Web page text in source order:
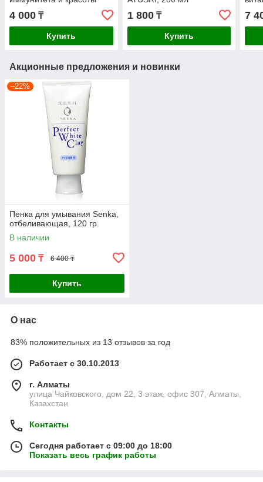
4 000 ₸
Купить
1 800₸
Купить
7
Акционные предложения и новинки
–22%
Пенка для умывания Senka,
отбеливающая, 120 гр.
В наличии
5 000 ₸ 6 400 ₸
Купить
О нас
83% положительных из 13 отзывов за год
Работает с 30.10.2013
г. Алматы
улица Чайковского, дом 22, 3 этаж, офис 307, Алматы,
Казахстан
Контакты
Сегодня работает с 09:00 до 18:00
Показать весь график работы